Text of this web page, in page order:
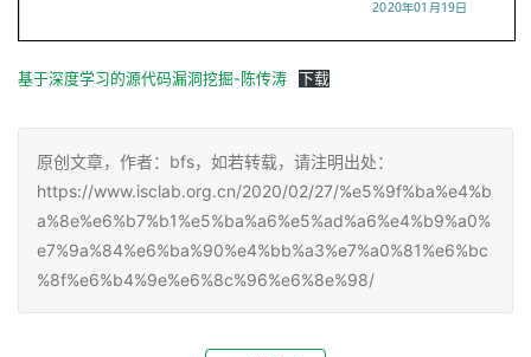
基于深度学习的源代码漏洞挖掘-陈传涛 下载
原创文章，作者：bfs，如若转载，请注明出处：
https://www.isclab.org.cn/2020/02/27/%e5%9f%ba%e4%b
a%8e%e6%b7%b1%e5%ba%a6%e5%ad%a6%e4%b9%a0%
e7%9a%84%e6%ba%90%e4%bb%a3%e7%a0%81%e6%bc
%8f%e6%b4%9e%e6%8c%96%e6%8e%98/